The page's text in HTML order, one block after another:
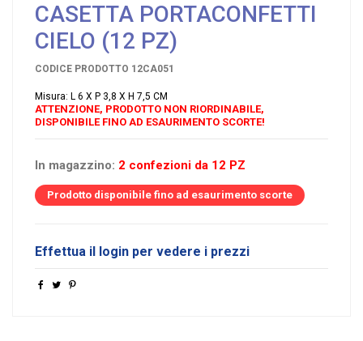
CASETTA PORTACONFETTI
CIELO (12 PZ)
CODICE PRODOTTO 12CA051
Misura: L 6 X P 3,8 X H 7,5 CM
ATTENZIONE, PRODOTTO NON RIORDINABILE,
DISPONIBILE FINO AD ESAURIMENTO SCORTE!
In magazzino: 2 confezioni da 12 PZ
Prodotto disponibile fino ad esaurimento scorte
Effettua il login per vedere i prezzi